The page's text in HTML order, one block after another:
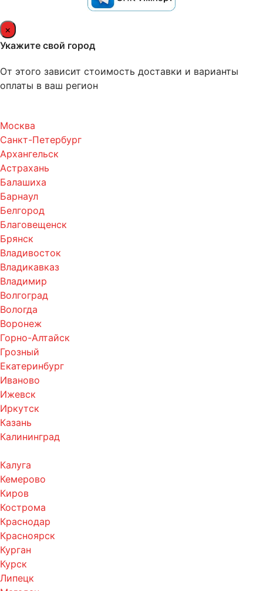
×
Укажите свой город
От этого зависит стоимость доставки и варианты
оплаты в ваш регион
Москва
Санкт-Петербург
Архангельск
Астрахань
Балашиха
Барнаул
Белгород
Благовещенск
Брянск
Владивосток
Владикавказ
Владимир
Волгоград
Вологда
Воронеж
Горно-Алтайск
Грозный
Екатеринбург
Иваново
Ижевск
Иркутск
Казань
Калининград
Калуга
Кемерово
Киров
Кострома
Краснодар
Красноярск
Курган
Курск
Липецк